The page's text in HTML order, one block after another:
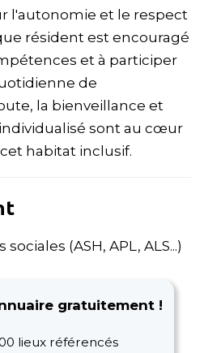
l'autonomie et le respect
résident est encouragé
et à participer
de
la bienveillance et
sont au cœur
habitat inclusif.
(ASH, APL, ALS...)
gratuitement !
lieux référencés